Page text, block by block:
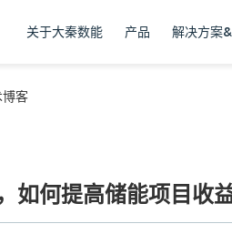
关于大秦数能 产品 解决方案
客
如何提高储能项目收益